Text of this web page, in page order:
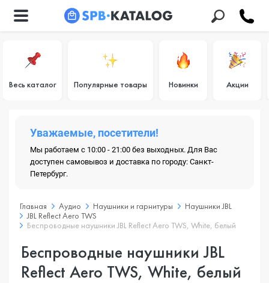
Весь каталог Популярные товары Новинки Акции
Уважаемые, посетители!
Мы работаем с 10:00 - 21:00 без выходных. Для Вас
доступен самовывоз и доставка по городу: Санкт-
Петербург.
Главная Аудио Наушники и гарнитуры
Наушники JBL
JBL Reflect Aero TWS
Беспроводные наушники JBL Reflect Aero TWS, White, белый
Беспроводные наушники JBL
Reflect Aero TWS, White, белый